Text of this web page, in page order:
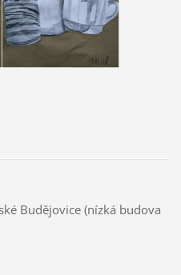
Budějovice (nízká budova